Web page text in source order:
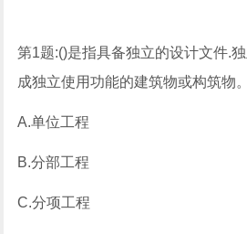
第1题:()是指具备独立的设计文件.
成独立使用功能的建筑物或构筑物。
A.单位工程
B.分部工程
C.分项工程